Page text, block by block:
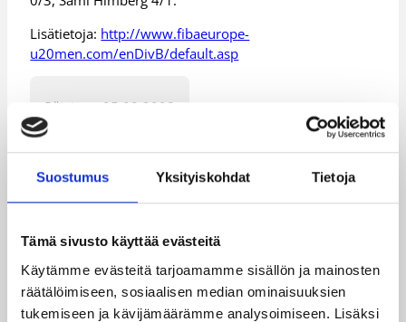
Suostumus Yksityiskohdat Tietoja
Tämä sivusto käyttää evästeitä
Käytämme evästeitä tarjoamamme sisällön ja mainosten
räätälöimiseen, sosiaalisen median ominaisuuksien
tukemiseen ja kävijämäärämme analysoimiseen. Lisäksi
Lisätietoja: http://www.fibaeurope-
u20men.com/enDivB/default.asp
Päivitetty05.08.2008
Henkilöt
Antti Kanervo
Ilkka Ekström
Ilpo Pehkonen
Juho Lehtoranta